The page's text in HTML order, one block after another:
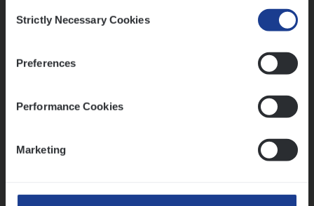
Selection
Strictly Necessary Cookies
Preferences
Performance Cookies
Marketing
Vorige Volgende
Mathias houdt van diepgaande dossiers én droge
Thalia zoekt graag oplossingen, in games én op het